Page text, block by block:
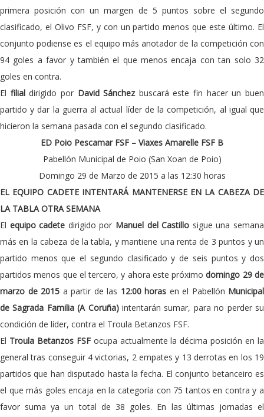
primera posición con un margen de 5 puntos sobre el segundo
clasificado, el Olivo FSF, y con un partido menos que este último. El
conjunto podiense es el equipo más anotador de la competición con
94 goles a favor y también el que menos encaja con tan solo 32
goles en contra.
El filialdirigido por David Sánchezbuscará este fin hacer un buen
partido y dar la guerra al actual líder de la competición, al igual que
hicieron la semana pasada con el segundo clasificado.
ED Poio Pescamar FSF – Viaxes Amarelle FSF B
Pabellón Municipal de Poio (San Xoan de Poio)
Domingo 29 de Marzo de 2015 a las 12:30 horas
EL EQUIPO CADETE INTENTARÁ MANTENERSE EN LA CABEZA DE
LA TABLA OTRA SEMANA
El equipo cadete dirigido por Manuel del Castillo sigue una semana
más en la cabeza de la tabla, y mantiene una renta de 3 puntos y un
partido menos que el segundo clasificado y de seis puntos y dos
partidos menos que el tercero, y ahora este próximodomingo 29 de
marzo de 2015 a partir de las 12:00 horas en el Pabellón Municipal
de Sagrada Familia (A Coruña) intentarán sumar, para no perder su
condición de líder, contra el Troula Betanzos FSF.
El Troula Betanzos FSFocupa actualmente la décima posición en la
general tras conseguir 4 victorias, 2 empates y 13 derrotas en los 19
partidos que han disputado hasta la fecha. El conjunto betanceiro es
el que más goles encaja en la categoría con 75 tantos en contra y a
favor suma ya un total de 38 goles. En las últimas jornadas el